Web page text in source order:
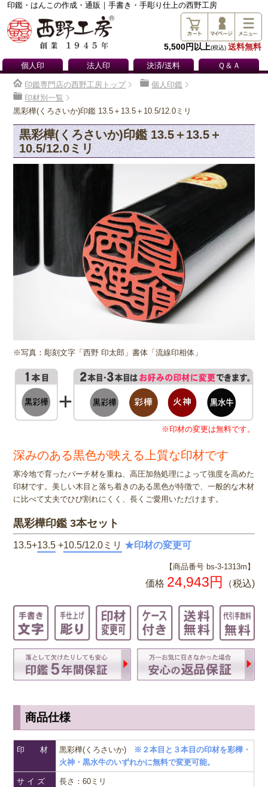
印鑑・はんこの作成・通販｜手書き・手彫り仕上の西野工房
5,500円以上(税込) 送料無料
個人印 法人印 決済/送料 Ｑ＆Ａ
印鑑専門店の西野工房トップ
個人印鑑
印材別一覧
黒彩樺(くろさいか)印鑑 13.5＋13.5＋10.5/12.0ミリ
黒彩樺(くろさいか)印鑑 13.5＋13.5＋
10.5/12.0ミリ
※写真：彫刻文字「西野 印太郎」書体「流線印相体」
※印材の変更は無料です。
深みのある黒色が映える上質な印材です
寒冷地で育ったバーチ材を重ね、高圧加熱処理によって強度を高めた
印材です。美しい木目と落ち着きのある黒色が特徴で、一般的な木材
に比べて丈夫でひび割れにくく、長くご愛用いただけます。
黒彩樺印鑑 3本セット
13.5+13.5 +10.5/12.0ミリ ★印材の変更可
【商品番号 bs-3-1313m】
価格 24,943円 （税込)
商品仕様
印 材 黒彩樺(くろさいか)
※２本目と３本目の印材を彩樺・
火神・黒水牛のいずれかに無料で変更可能。
サ イ ズ 長さ：60ミリ